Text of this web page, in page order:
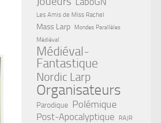
Les Amis de Miss Rachel
Mass Larp
Mondes Parallèles
Médiéval
Médiéval-
Fantastique
Nordic Larp
Organisateurs
Parodique Polémique
Post-Apocalyptique
RAJR